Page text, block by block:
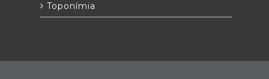
Toponímia